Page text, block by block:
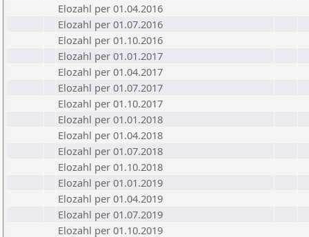
Elozahl per 01.04.2016
Elozahl per 01.07.2016
Elozahl per 01.10.2016
Elozahl per 01.01.2017
Elozahl per 01.04.2017
Elozahl per 01.07.2017
Elozahl per 01.10.2017
Elozahl per 01.01.2018
Elozahl per 01.04.2018
Elozahl per 01.07.2018
Elozahl per 01.10.2018
Elozahl per 01.01.2019
Elozahl per 01.04.2019
Elozahl per 01.07.2019
Elozahl per 01.10.2019